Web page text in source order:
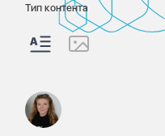
Тип контента